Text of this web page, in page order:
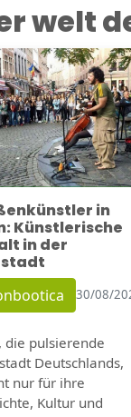
welt
in
Künstlerische
in der
30/08/
die pulsierende
Deutschlands,
nur für ihre
Kultur und